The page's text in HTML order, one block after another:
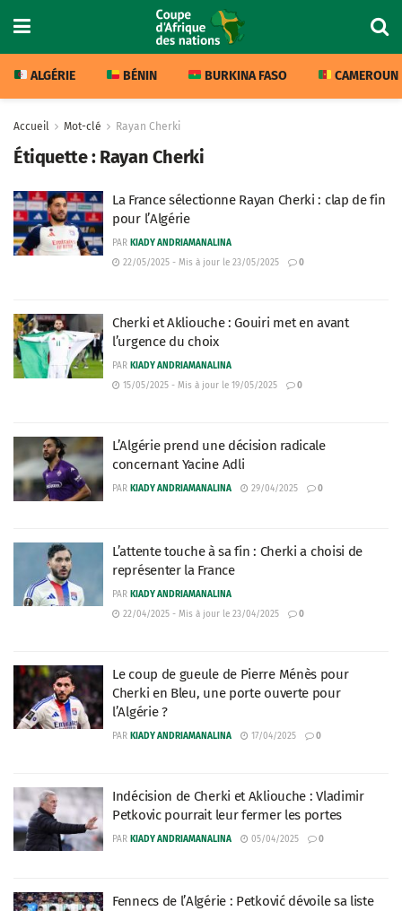
ALGÉRIE BÉNIN BURKINA FASO CAMEROUN
Accueil Mot-clé Rayan Cherki
Étiquette : Rayan Cherki
La France sélectionne Rayan Cherki : clap de fin
pour l’Algérie
PAR KIADY ANDRIAMANALINA
22/05/2025 - Mis à jour le 23/05/2025
0
Cherki et Akliouche : Gouiri met en avant
l’urgence du choix
PAR KIADY ANDRIAMANALINA
15/05/2025 - Mis à jour le 19/05/2025
0
L’Algérie prend une décision radicale
concernant Yacine Adli
PAR KIADY ANDRIAMANALINA 29/04/2025 0
L’attente touche à sa fin : Cherki a choisi de
représenter la France
PAR KIADY ANDRIAMANALINA
22/04/2025 - Mis à jour le 23/04/2025
0
Le coup de gueule de Pierre Ménès pour
Cherki en Bleu, une porte ouverte pour
l’Algérie ?
PAR KIADY ANDRIAMANALINA 17/04/2025 0
Indécision de Cherki et Akliouche : Vladimir
Petkovic pourrait leur fermer les portes
PAR KIADY ANDRIAMANALINA 05/04/2025 0
Fennecs de l’Algérie : Petković dévoile sa liste